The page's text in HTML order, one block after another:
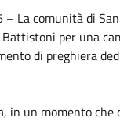
La comunità di
per una
di preghiera
in un momento